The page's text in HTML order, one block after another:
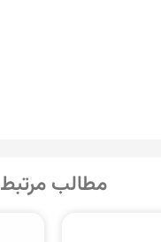
مطالب مرتبط